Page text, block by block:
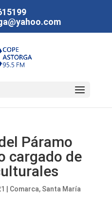
Páramo
cargado de
Comarca, Santa María